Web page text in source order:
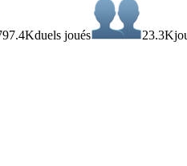
duels joués 23.3K